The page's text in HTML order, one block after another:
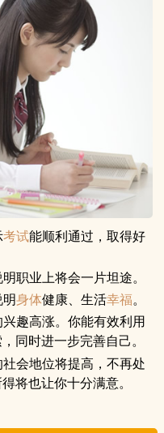
考试能顺利通过，取得好
职业上将会一片坦途。
身体健康、生活幸福。
趣高涨。你能有效利用
同时进一步完善自己。
会地位将提高，不再处
将也让你十分满意。